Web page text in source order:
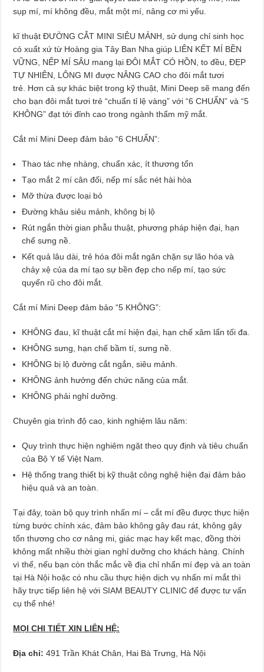
sụp mí, mí không đều, mắt một mí, nâng cơ mi yếu.
kĩ thuật ĐƯỜNG CẮT MINI SIÊU MẢNH, sử dụng chỉ sinh học
có xuất xứ từ Hoàng gia Tây Ban Nha giúp LIÊN KẾT MÍ BỀN
VỮNG, NẾP MÍ SÂU mang lại ĐÔI MẮT CÓ HỒN, to đều, ĐẸP
TỰ NHIÊN, LÔNG MI được NÂNG CAO cho đôi mắt tươi
trẻ. Hơn cả sự khác biệt trong kỹ thuật, Mini Deep sẽ mang đến
cho bạn đôi mắt tươi trẻ “chuẩn tỉ lệ vàng” với “6 CHUẨN” và “5
KHÔNG” đạt tới đỉnh cao trong ngành thẩm mỹ mắt.
Cắt mí Mini Deep đảm bảo “6 CHUẨN”:
Thao tác nhẹ nhàng, chuẩn xác, ít thương tổn
Tạo mắt 2 mí cân đối, nếp mí sắc nét hài hòa
Mỡ thừa được loại bỏ
Đường khâu siêu mảnh, không bị lộ
Rút ngắn thời gian phẫu thuật, phương pháp hiện đại, hạn
chế sưng nề.
Kết quả lâu dài, trẻ hóa đôi mắt ngăn chặn sự lão hóa và
chảy xệ của da mí tạo sự bền đẹp cho nếp mí, tạo sức
quyến rũ cho đôi mắt.
Cắt mí Mini Deep đảm bảo “5 KHÔNG”:
KHÔNG đau, kĩ thuật cắt mí hiện đại, hạn chế xâm lấn tối đa.
KHÔNG sưng, hạn chế bầm tí, sưng nề.
KHÔNG bị lộ đường cắt ngắn, siêu mảnh.
KHÔNG ảnh hưởng đến chức năng của mắt.
KHÔNG phải nghỉ dưỡng.
Chuyên gia trình độ cao, kinh nghiệm lâu năm:
Quy trình thực hiện nghiêm ngặt theo quy định và tiêu chuẩn
của Bộ Y tế Việt Nam.
Hệ thống trang thiết bị kỹ thuật công nghệ hiện đại đảm bảo
hiệu quả và an toàn.
Tại đây, toàn bộ quy trình nhấn mí – cắt mí đều được thực hiện
từng bước chính xác, đảm bảo không gây đau rát, không gây
tổn thương cho cơ nâng mi, giác mạc hay kết mạc, đồng thời
không mất nhiều thời gian nghỉ dưỡng cho khách hàng. Chính
vì thế, nếu bạn còn thắc mắc về địa chỉ nhấn mí đẹp và an toàn
tại Hà Nội hoặc có nhu cầu thực hiện dịch vụ nhấn mí mắt thì
hãy trực tiếp liên hệ với SIAM BEAUTY CLINIC để được tư vấn
cụ thể nhé!
MỌI CHI TIẾT XIN LIÊN HỆ:
Địa chỉ:491 Trần Khát Chân, Hai Bà Trưng, Hà Nội